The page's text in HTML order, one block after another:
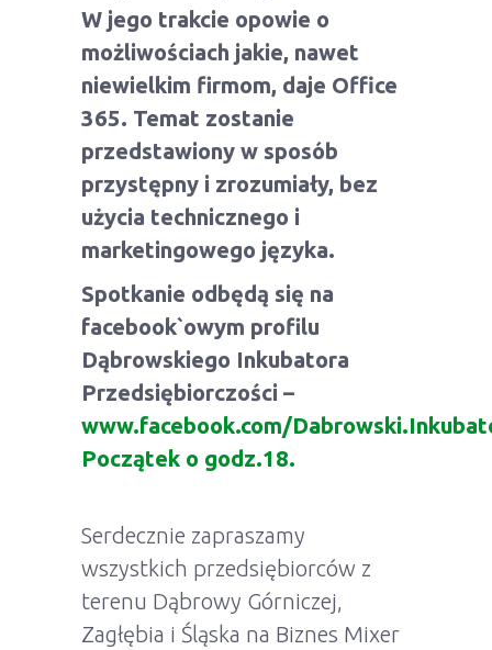
W jego trakcie opowie o
możliwościach jakie, nawet
niewielkim firmom, daje Office
365. Temat zostanie
przedstawiony w sposób
przystępny i zrozumiały, bez
użycia technicznego i
marketingowego języka.
Spotkanie odbędą się na
facebook`owym profilu
Dąbrowskiego Inkubatora
Przedsiębiorczości –
www.facebook.com/
Początek o godz.18.
Serdecznie zapraszamy
wszystkich przedsiębiorców z
terenu Dąbrowy Górniczej,
Zagłębia i Śląska na Biznes Mixer